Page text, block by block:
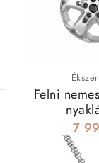
Miért
✔ Férfias
Férfi
vagy saját
Felni
7